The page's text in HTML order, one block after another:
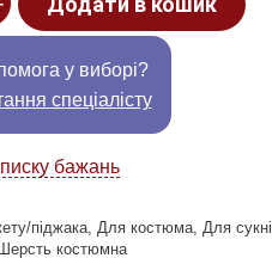
у виборі?
спеціалісту
бажань
піджака, Для костюма, Для сукні
Шерсть костюмна